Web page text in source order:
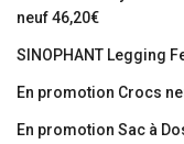
neuf 46,20€
SINOPHANT Legging
En promotion Crocs
En promotion Sac à